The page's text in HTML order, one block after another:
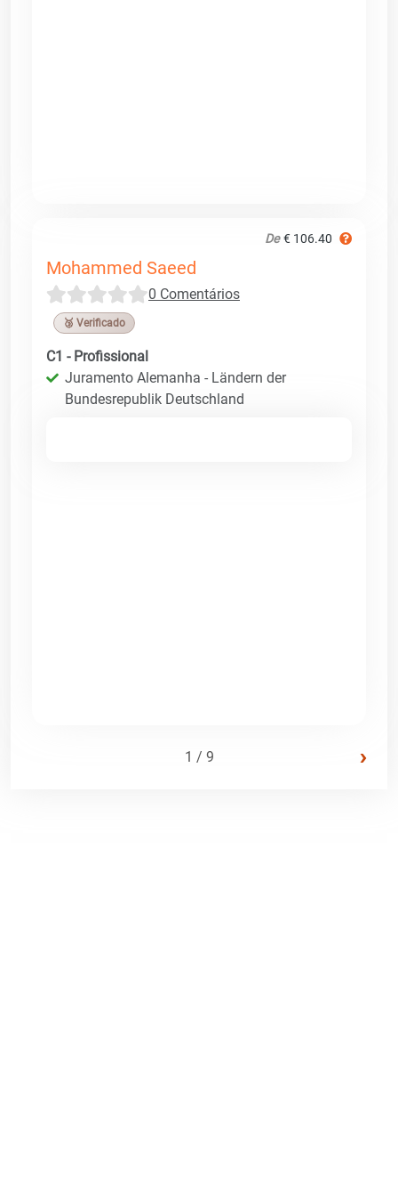
De € 106.40
Mohammed Saeed
0 Comentários
🥉 Verificado
C1 - Profissional
Juramento Alemanha - Ländern der
Bundesrepublik Deutschland
1 / 9 ›